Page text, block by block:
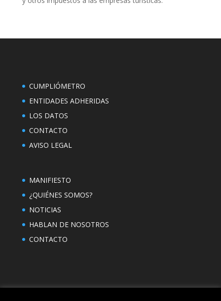
CUMPLIÓMETRO
ENTIDADES ADHERIDAS
LOS DATOS
CONTACTO
AVISO LEGAL
MANIFIESTO
¿QUIÉNES SOMOS?
NOTICIAS
HABLAN DE NOSOTROS
CONTACTO